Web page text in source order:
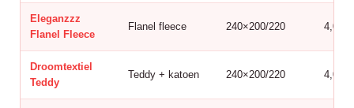
Eleganzzz
Flanel Fleece
Flanel fleece 240×200/220 4,0
Droomtextiel
Teddy
Teddy + katoen 240×200/220 4,0